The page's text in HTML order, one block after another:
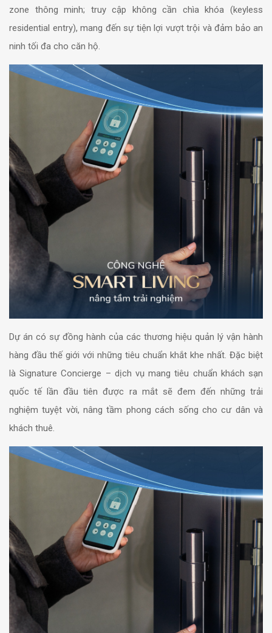
zone thông minh; truy cập không cần chìa khóa (keyless
residential entry), mang đến sự tiện lợi vượt trội và đảm bảo an
ninh tối đa cho căn hộ.
Dự án có sự đồng hành của các thương hiệu quản lý vận hành
hàng đầu thế giới với những tiêu chuẩn khắt khe nhất. Đặc biệt
là Signature Concierge – dịch vụ mang tiêu chuẩn khách sạn
quốc tế lần đầu tiên được ra mắt sẽ đem đến những trải
nghiệm tuyệt vời, nâng tầm phong cách sống cho cư dân và
khách thuê.